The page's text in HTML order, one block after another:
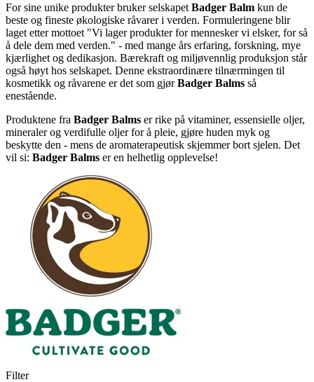
For sine unike produkter bruker selskapet Badger Balm kun de
beste og fineste økologiske råvarer i verden. Formuleringene blir
laget etter mottoet "Vi lager produkter for mennesker vi elsker, for så
å dele dem med verden." - med mange års erfaring, forskning, mye
kjærlighet og dedikasjon. Bærekraft og miljøvennlig produksjon står
også høyt hos selskapet. Denne ekstraordinære tilnærmingen til
kosmetikk og råvarene er det som gjørBadger Balms så
enestående.
Produktene fra Badger Balms er rike på vitaminer, essensielle oljer,
mineraler og verdifulle oljer for å pleie, gjøre huden myk og
beskytte den - mens de aromaterapeutisk skjemmer bort sjelen. Det
vil si: Badger Balms er en helhetlig opplevelse!
Filter